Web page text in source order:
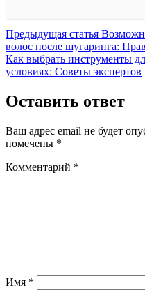
Предыдущая статья
запись:
волос после шугаринга:
Как выбрать инструменты
условиях: Советы экспертов
Оставить ответ
Ваш адрес email не будет
помечены *
Комментарий *
Имя *